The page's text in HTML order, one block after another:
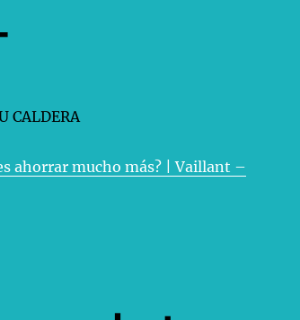
CALDERA
ahorrar mucho más? | Vaillant –